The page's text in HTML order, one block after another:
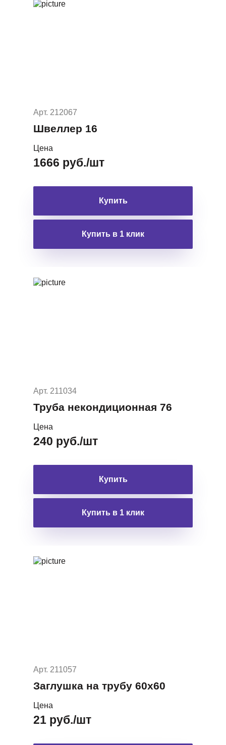
Арт. 212067
Швеллер 16
Цена
1666 руб./шт
Купить
Купить в 1 клик
Арт. 211034
Труба некондиционная 76
Цена
240 руб./шт
Купить
Купить в 1 клик
Арт. 211057
Заглушка на трубу 60х60
Цена
21 руб./шт